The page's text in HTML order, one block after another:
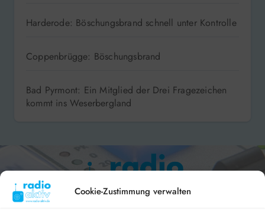
Cookie-Zustimmung verwalten
Harderode: Böschungsbrand schnell unter Kontrolle
Coppenbrügge: Böschungsbrand
Bad Pyrmont: Ein Mitglied der Drei Fragezeichen
kommt ins Weserbergland